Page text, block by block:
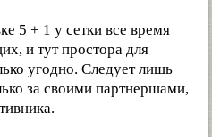
5 + 1 у сетки все время
и тут простора для
угодно. Следует лишь
за своими партнершами,